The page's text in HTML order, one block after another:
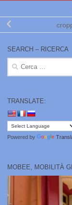
SEARCH – RICERCA
Ricerca
TRANSLATE:
Powered by
MOBEE, MOBILITÀ